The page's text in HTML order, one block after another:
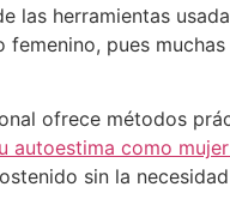
las herramientas
pues
ofrece métodos
autoestima como
sin la